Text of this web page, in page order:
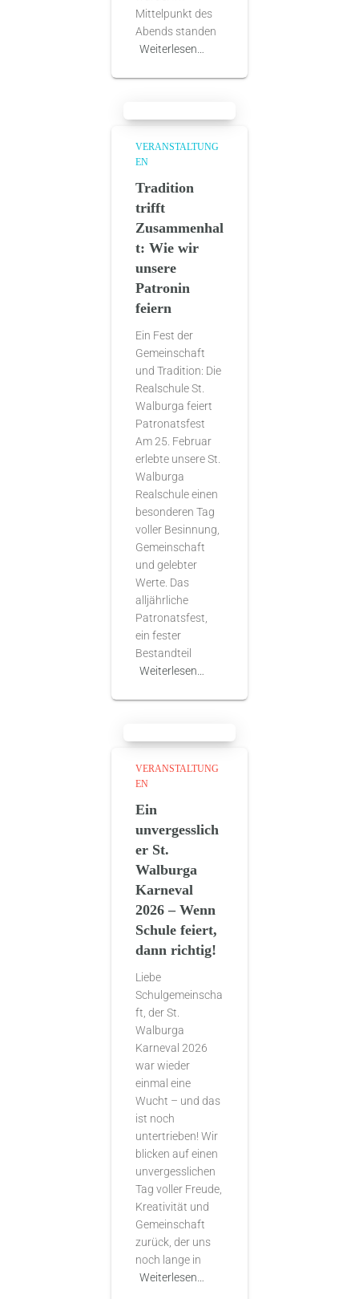
Mittelpunkt des
Abends standen
Weiterlesen…
VERANSTALTUNG
EN
Tradition
trifft
Zusammenhal
t: Wie wir
unsere
Patronin
feiern
Ein Fest der
Gemeinschaft
und Tradition: Die
Realschule St.
Walburga feiert
Patronatsfest
Am 25. Februar
erlebte unsere St.
Walburga
Realschule einen
besonderen Tag
voller Besinnung,
Gemeinschaft
und gelebter
Werte. Das
alljährliche
Patronatsfest,
ein fester
Bestandteil
Weiterlesen…
VERANSTALTUNG
EN
Ein
unvergesslich
er St.
Walburga
Karneval
2026 – Wenn
Schule feiert,
dann richtig!
Liebe
Schulgemeinscha
ft, der St.
Walburga
Karneval 2026
war wieder
einmal eine
Wucht – und das
ist noch
untertrieben! Wir
blicken auf einen
unvergesslichen
Tag voller Freude,
Kreativität und
Gemeinschaft
zurück, der uns
noch lange in
Weiterlesen…